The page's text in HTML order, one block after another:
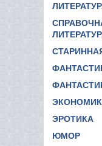
ЭРОТИКА
ЮМОР